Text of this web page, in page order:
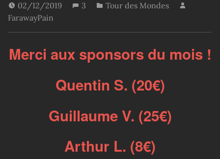
02/12/2019 3
Tour des Mondes
FarawayPain
Merci aux sponsors du mois !
Quentin S. (20€)
Guillaume V. (25€)
Arthur L. (8€)